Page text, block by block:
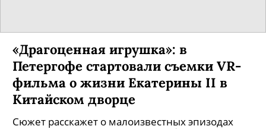
Дэвид Линч опубликовал на
YouTube-канале
короткометражный фильм